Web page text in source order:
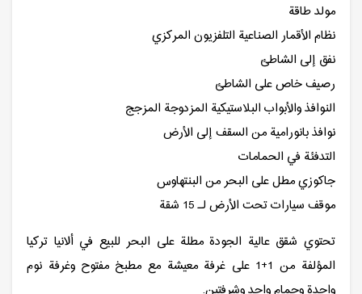
مولد طاقة
نظام الأقمار الصناعية التلفزيون المركزي
نفق إلى الشاطئ
رصيف خاص على الشاطئ
النوافذ والأبواب البلاستيكية المزدوجة المزجج
نوافذ بانورامية من السقف إلى الأرض
التدفئة في الحمامات
جاكوزي مطل على البحر من البنتهاوس
موقف سيارات تحت الأرض لـ 15 شقة
تحتوي شقق عالية الجودة مطلة على البحر للبيع في ألانيا تركيا
المؤلفة من 1+1 على غرفة معيشة مع مطبخ مفتوح وغرفة نوم